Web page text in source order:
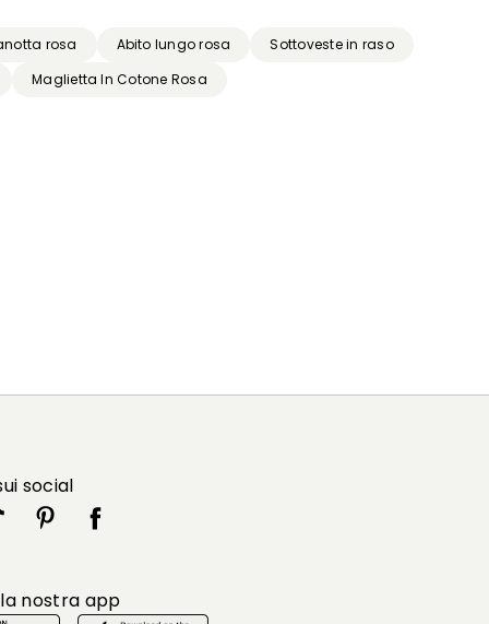
rosa Abito lungo rosa
Sottoveste in raso
Maglietta In Cotone Rosa
social
nostra app